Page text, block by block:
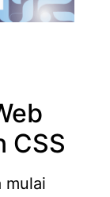
CSS
mulai